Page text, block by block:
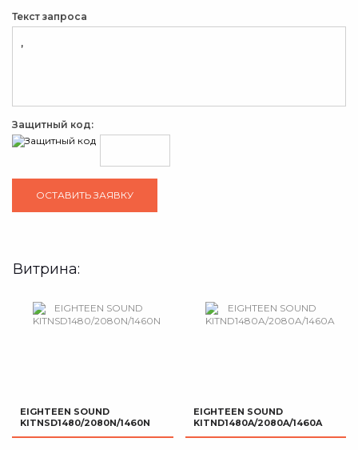
Текст запроса
Защитный код:
Витрина:
EIGHTEEN SOUND
KITNSD1480/2080N/1460N
EIGHTEEN SOUND
KITND1480A/2080A/1460A